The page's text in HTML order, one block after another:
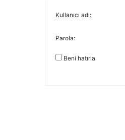
Kullanıcı adı:
Parola:
Beni hatırla